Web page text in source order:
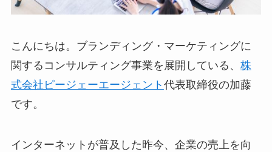
こんにちは。ブランディング・マーケティングに
関するコンサルティング事業を展開している、 株
式会社ピージェーエージェント 代表取締役の加藤
です。
インターネットが普及した昨今、企業の売上を向